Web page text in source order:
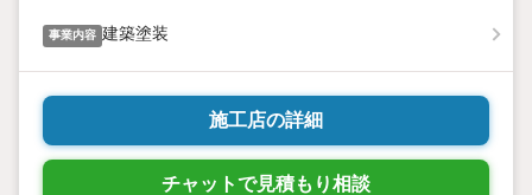
事業内容 建築塗装
施工店の詳細
チャットで見積もり相談